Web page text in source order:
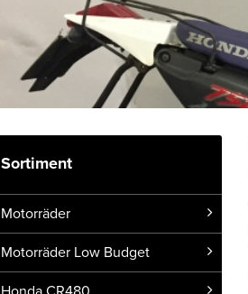
Sortiment
Motorräder
Motorräder Low Budget